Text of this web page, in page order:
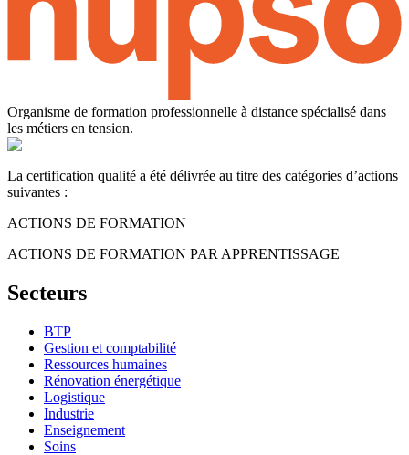
Organisme de formation professionnelle à distance spécialisé dans
les métiers en tension.
La certification qualité a été délivrée au titre des catégories d’actions
suivantes :
ACTIONS DE FORMATION
ACTIONS DE FORMATION PAR APPRENTISSAGE
Secteurs
BTP
Gestion et comptabilité
Ressources humaines
Rénovation énergétique
Logistique
Industrie
Enseignement
Soins